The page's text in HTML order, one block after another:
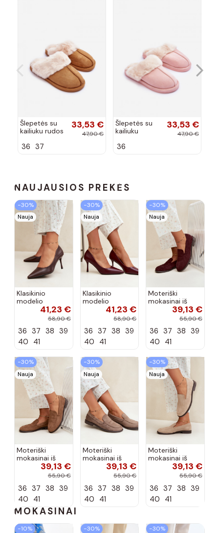
Šlepetės su
kailiuku rudos
33,53 €
47,90 €
36 37
Šlepetės su
kailiuku
spalvos Pinky
33,53 €
47,90 €
36
NAUJAUSIOS PREKĖS
−30%
Nauja
Klasikinio
modelio
aukštakulniai
šokolado
spalvos Nesha
41,23 €
58,90 €
36 37 38 39
40 41
−30%
Nauja
Klasikinio
modelio
aukštakulniai
bordo spalvos
Nesha
41,23 €
58,90 €
36 37 38 39
40 41
−30%
Nauja
Moteriški
mokasinai iš
dirbtinės
zomšos, bordo
39,13 €
55,90 €
36 37 38 39
40 41
−30%
Nauja
Moteriški
mokasinai iš
dirbtinės
zomšos, rudos
39,13 €
55,90 €
36 37 38 39
40 41
−30%
Nauja
Moteriški
mokasinai iš
dirbtinės
zomšos, molio
39,13 €
55,90 €
36 37 38 39
40 41
−30%
Nauja
Moteriški
mokasinai iš
dirbtinės
zomšos, smėlio
39,13 €
55,90 €
36 37 38 39
40 41
MOKASINAI
−10% −30% −30%